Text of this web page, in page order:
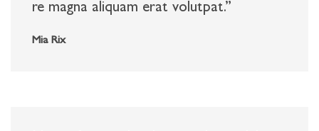
re magna aliquam erat volutpat.”
Mia Rix